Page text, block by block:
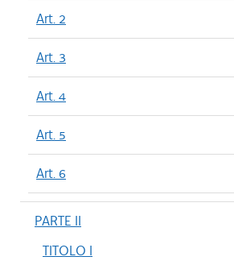
Art. 2
Art. 3
Art. 4
Art. 5
Art. 6
PARTE II
TITOLO I